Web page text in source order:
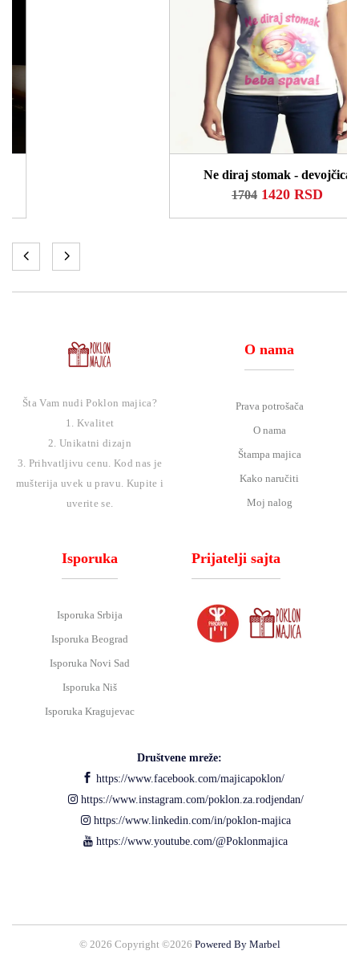
Ne diraj stomak - devojčica
1420 RSD
Šta Vam nudi Poklon majica?
1. Kvalitet
2. Unikatni dizajn
3. Prihvatljivu cenu. Kod nas je
mušterija uvek u pravu. Kupite i
uverite se.
O nama
Prava potrošača
O nama
Štampa majica
Kako naručiti
Moj nalog
Isporuka
Isporuka Srbija
Isporuka Beograd
Isporuka Novi Sad
Isporuka Niš
Isporuka Kragujevac
Prijatelji sajta
Društvene mreže:
https://www.facebook.com/majicapoklon/
https://www.instagram.com/poklon.za.rodjendan/
https://www.linkedin.com/in/poklon-majica
https://www.youtube.com/@Poklonmajica
© 2026 Copyright ©2026 Powered By Marbel